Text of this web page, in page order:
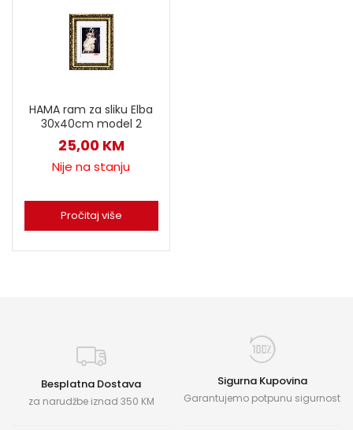
HAMA ram za sliku Elba
30x40cm model 2
25,00 KM
Nije na stanju
Pročitaj više
Besplatna Dostava
za narudžbe iznad 350 KM
Sigurna Kupovina
Garantujemo potpunu sigurnost